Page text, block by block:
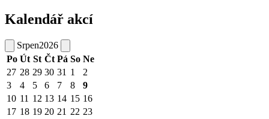
Kalendář akcí
Srpen2026
Po Út St Čt Pá So Ne
27 28 29 30 31 1
2
3
4 5 6 7 8
9
10 11 12 13 14 15 16
17 18 19 20 21 22 23